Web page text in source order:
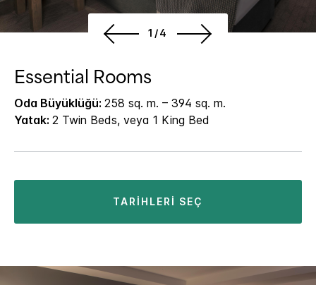
1/4
Essential Rooms
Oda Büyüklüğü: 258 sq. m. – 394 sq. m.
Yatak: 2 Twin Beds, veya 1 King Bed
TARIHLERI SEÇ